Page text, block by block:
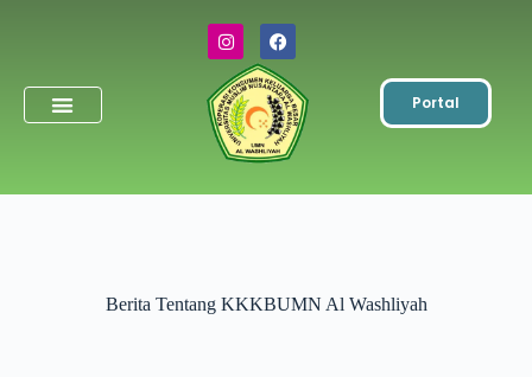
Portal
Berita Tentang KKKBUMN Al Washliyah